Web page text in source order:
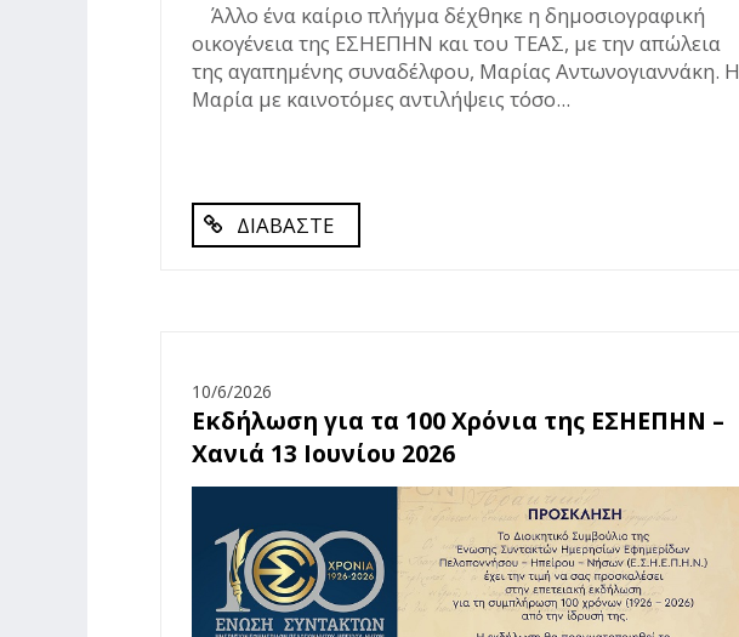
Άλλο ένα καίριο πλήγμα δέχθηκε η δημοσιογραφική
οικογένεια της ΕΣΗΕΠΗΝ και του ΤΕΑΣ, με την απώλεια
της αγαπημένης συναδέλφου, Μαρίας Αντωνογιαννάκη. Η
Μαρία με καινοτόμες αντιλήψεις τόσο...
ΔΙΑΒΑΣΤΕ
10/6/2026
Εκδήλωση για τα 100 Χρόνια της ΕΣΗΕΠΗΝ –
Χανιά 13 Ιουνίου 2026